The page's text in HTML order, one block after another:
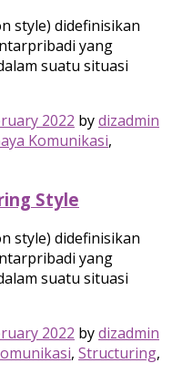
style) didefinisikan
yang
suatu situasi
2022 bydizadmin
Komunikasi,
Style
style) didefinisikan
yang
suatu situasi
2022 bydizadmin
, Structuring,